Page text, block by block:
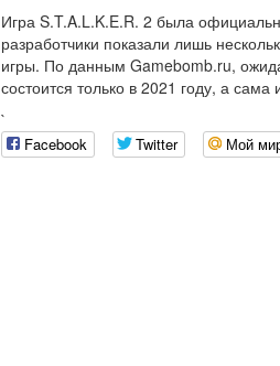
Игра S.T.A.L.K.E.R. 2 была
разработчики показали лишь
игры. По данным Gamebomb.ru,
состоится только в 2021 году, а
`
Facebook Twitter Мой